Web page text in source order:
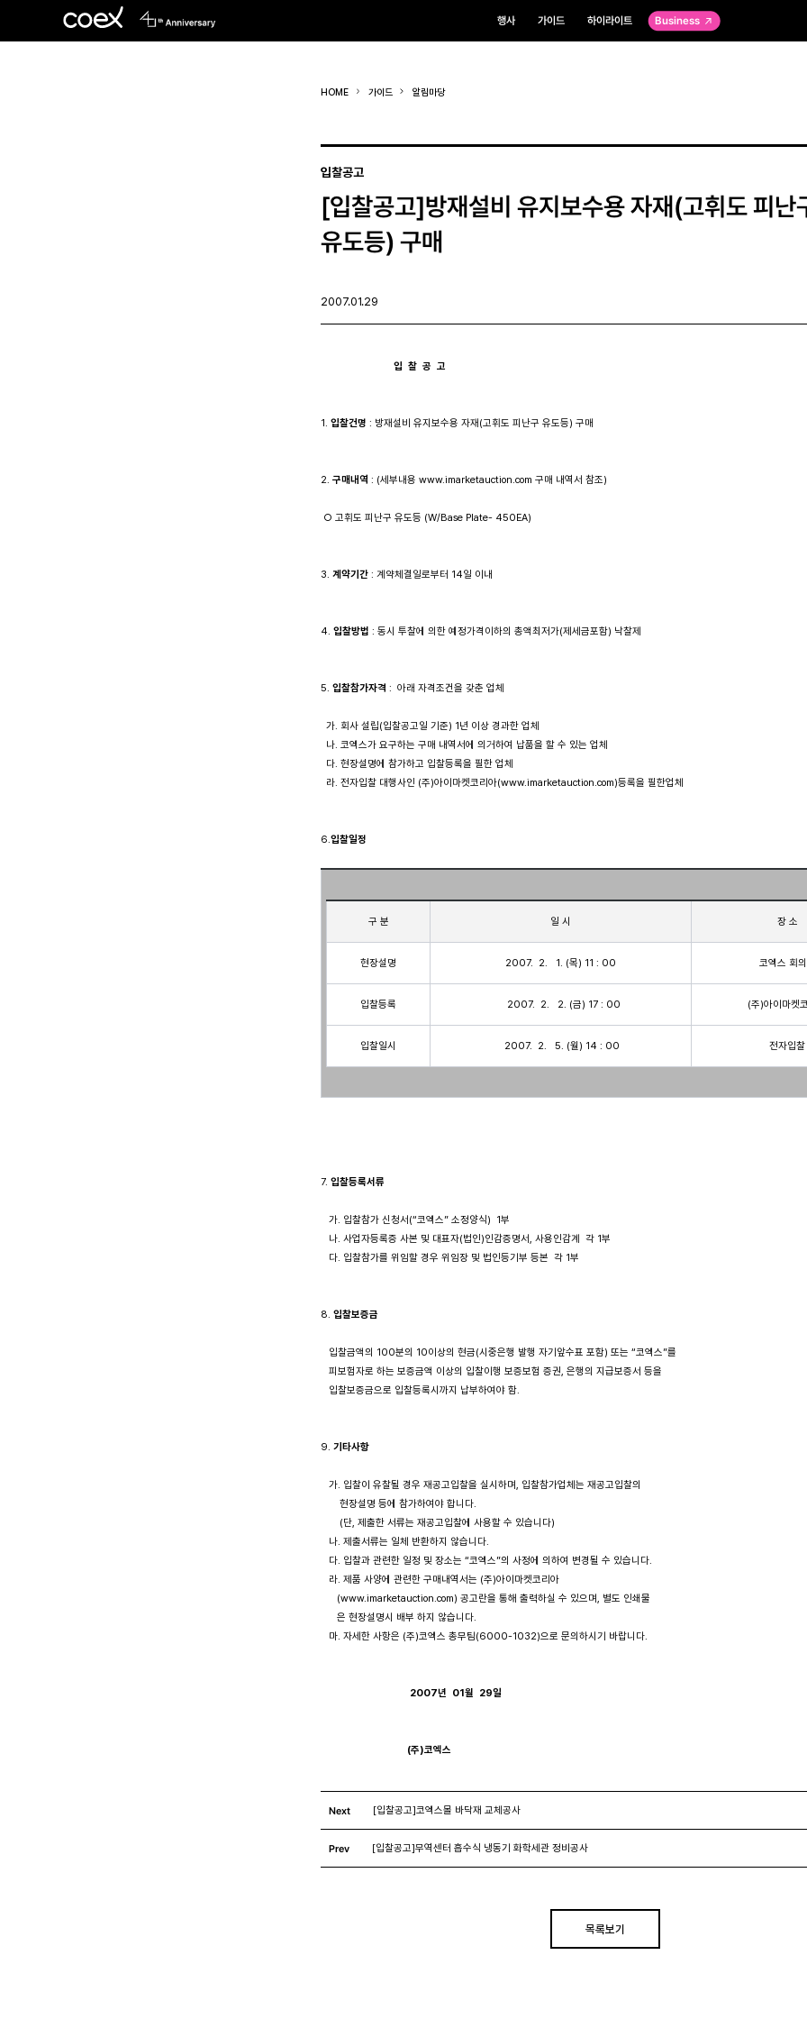
행사 가이드 하이라이트 Business
HOME 가이드 알림마당
입찰공고
[입찰공고]방재설비 유지보수용 자재(고휘도 피난
유도등) 구매
2007.01.29
입  찰  공  고
1. 입찰건명 : 방재설비 유지보수용 자재(고휘도 피난구 유도등) 구매
2. 구매내역 : (세부내용 www.imarketauction.com 구매 내역서 참조)
○ 고휘도 피난구 유도등 (W/Base Plate- 450EA)
3. 계약기간 : 계약체결일로부터 14일 이내
4. 입찰방법 : 동시 투찰에 의한 예정가격이하의 총액최저가(제세금포함) 낙찰제
5. 입찰참가자격 :  아래 자격조건을 갖춘 업체
  가. 회사 설립(입찰공고일 기준) 1년 이상 경과한 업체
  나. 코엑스가 요구하는 구매 내역서에 의거하여 납품을 할 수 있는 업체
  다. 현장설명에 참가하고 입찰등록을 필한 업체
  라. 전자입찰 대행사인 (주)아이마켓코리아(www.imarketauction.com)등록을 필한업체
6.입찰일정
구 분 일 시 장 소
현장설명 2007.  2.   1. (목) 11 : 00 코엑스 회
입찰등록
  2007.  2.   2. (금) 17 : 00
(주)아이마켓
입찰일시 2007.  2.   5. (월) 14 : 00 전자입찰
7. 입찰등록서류
   가. 입찰참가 신청서(“코엑스” 소정양식)  1부
   나. 사업자등록증 사본 및 대표자(법인)인감증명서, 사용인감계  각 1부
   다. 입찰참가를 위임할 경우 위임장 및 법인등기부 등본  각 1부
8. 입찰보증금
   입찰금액의 100분의 10이상의 현금(시중은행 발행 자기앞수표 포함) 또는 “코엑스”를
   피보험자로 하는 보증금액 이상의 입찰이행 보증보험 증권, 은행의 지급보증서 등을
   입찰보증금으로 입찰등록시까지 납부하여야 함.
9. 기타사항
   가. 입찰이 유찰될 경우 재공고입찰을 실시하며, 입찰참가업체는 재공고입찰의
       현장설명 등에 참가하여야 합니다.
       (단, 제출한 서류는 재공고입찰에 사용할 수 있습니다)
   나. 제출서류는 일체 반환하지 않습니다.
   다. 입찰과 관련한 일정 및 장소는 “코엑스”의 사정에 의하여 변경될 수 있습니다.
   라. 제품 사양에 관련한 구매내역서는 (주)아이마켓코리아
      (www.imarketauction.com) 공고란을 통해 출력하실 수 있으며, 별도 인쇄물
      은 현장설명시 배부 하지 않습니다.
   마. 자세한 사항은 (주)코엑스 총무팀(6000-1032)으로 문의하시기 바랍니다.
2007년  01월  29일
                                (주)코엑스
Next [입찰공고]코엑스몰 바닥재 교체공사
Prev [입찰공고]무역센터 흡수식 냉동기 화학세관 정비공사
목록보기